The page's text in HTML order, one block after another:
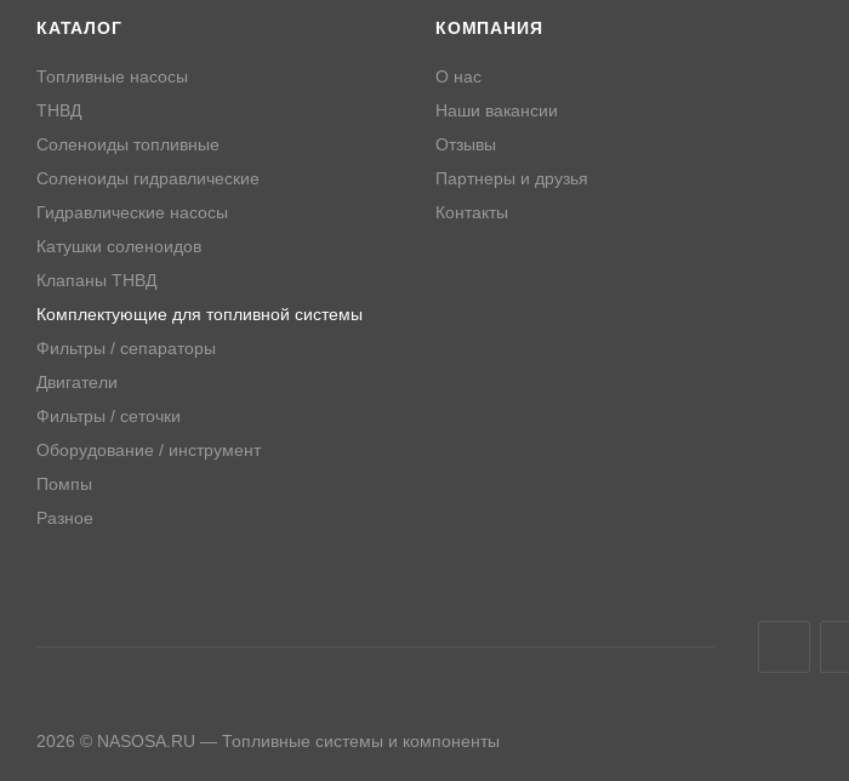
КАТАЛОГ
Топливные насосы
ТНВД
Соленоиды топливные
Соленоиды гидравлические
Гидравлические насосы
Катушки соленоидов
Клапаны ТНВД
Комплектующие для топливной системы
Фильтры / сепараторы
Двигатели
Фильтры / сеточки
Оборудование / инструмент
Помпы
Разное
КОМПАНИЯ
О нас
Наши вакансии
Отзывы
Партнеры и друзья
Контакты
2026 © NASOSA.RU — Топливные системы и компоненты